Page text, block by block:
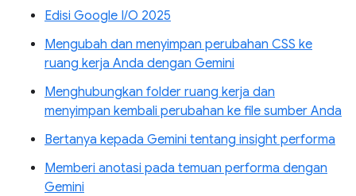
Edisi Google I/O 2025
Mengubah dan menyimpan perubahan CSS ke
ruang kerja Anda dengan Gemini
Menghubungkan folder ruang kerja dan
menyimpan kembali perubahan ke file sumber Anda
Bertanya kepada Gemini tentang insight performa
Memberi anotasi pada temuan performa dengan
Gemini